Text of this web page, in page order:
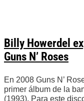
Billy Howerdel
Guns N’ Roses
En 2008 Guns N’
primer álbum de la
(1993). Para este